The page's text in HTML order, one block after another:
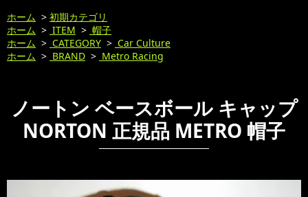
ホーム > 初期カテゴリ
ホーム > ITEM > 帽子
ホーム > CATEGORY > Car Culture
ホーム > BRAND > Metro Racing
ノートン ベースボール キャップ
NORTON 正規品 METRO 帽子